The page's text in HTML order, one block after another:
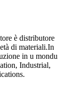
è distributore
di materiali.In
in u mondu
Industrial,